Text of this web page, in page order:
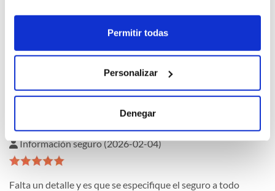
Permitir todas
Personalizar
Denegar
PPsQukTM (2026-05-04)
Información seguro (2026-02-04)
Falta un detalle y es que se especifique el seguro a todo